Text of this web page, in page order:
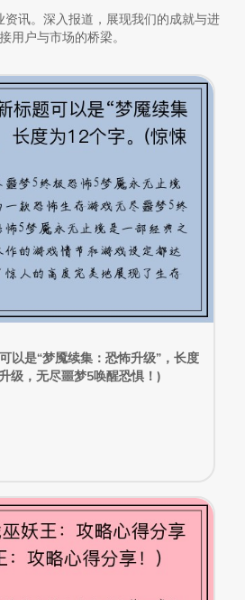
讯。深入报道，展现我们的成就与进
用户与市场的桥梁。
以是“梦魇续集：恐怖升级”，长度
级，无尽噩梦5唤醒恐惧！)